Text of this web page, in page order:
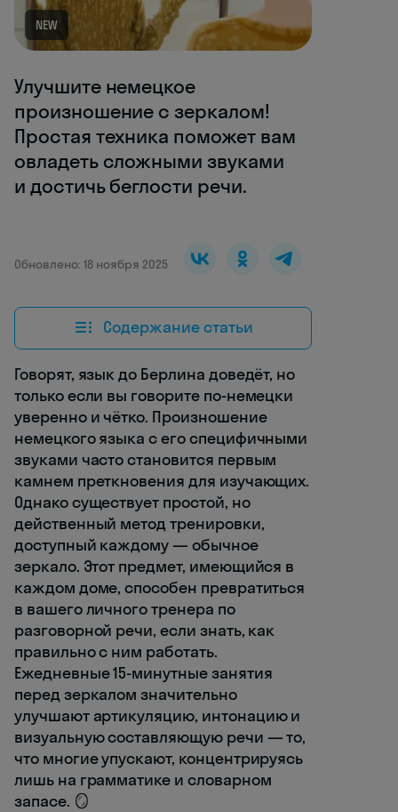
NEW
Улучшите немецкое
произношение с зеркалом!
Простая техника поможет вам
овладеть сложными звуками
и достичь беглости речи.
Обновлено: 18 ноября 2025
Содержание статьи
Говорят, язык до Берлина доведёт, но
только если вы говорите по-немецки
уверенно и чётко. Произношение
немецкого языка с его специфичными
звуками часто становится первым
камнем преткновения для изучающих.
Однако существует простой, но
действенный метод тренировки,
доступный каждому — обычное
зеркало. Этот предмет, имеющийся в
каждом доме, способен превратиться
в вашего личного тренера по
разговорной речи, если знать, как
правильно с ним работать.
Ежедневные 15-минутные занятия
перед зеркалом значительно
улучшают артикуляцию, интонацию и
визуальную составляющую речи — то,
что многие упускают, концентрируясь
лишь на грамматике и словарном
запасе. 🪞